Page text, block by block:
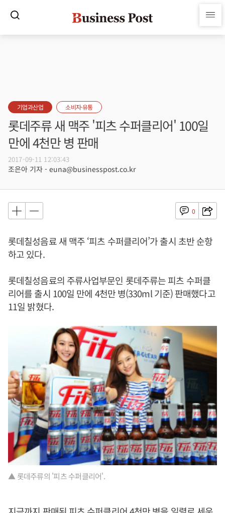
기업과산업 소비자·유통
롯데주류 새 맥주 '피츠 수퍼클리어' 100일
만에 4천만 병 판매
2017-09-11 12:03:43
조은아 기자 - euna@businesspost.co.kr
0
롯데칠성음료 새 맥주 ‘피츠 수퍼클리어’가 출시 초반 순항
하고 있다.
롯데칠성음료의 주류사업부문인 롯데주류는 피츠 수퍼클
리어를 출시 100일 만에 4천만 병(330ml 기준) 판매했다고
11일 밝혔다.
▲ 롯데주류의 '피츠 수퍼클리어'.